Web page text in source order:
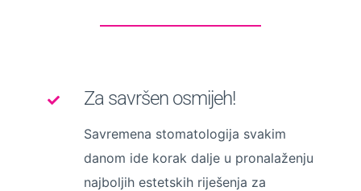
Za savršen osmijeh!
Savremena stomatologija svakim
danom ide korak dalje u pronalaženju
najboljih estetskih riješenja za